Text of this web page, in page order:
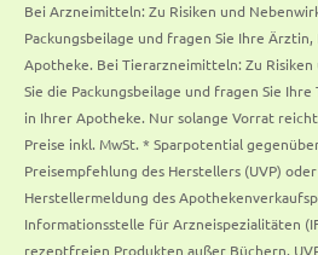
Bei Arzneimitteln: Zu Risiken und
Packungsbeilage und fragen Sie Ihre
Apotheke. Bei Tierarzneimitteln: Zu
Sie die Packungsbeilage und fragen Sie
in Ihrer Apotheke. Nur solange Vorrat
Preise inkl. MwSt. * Sparpotential
Preisempfehlung des Herstellers (UVP)
Herstellermeldung des
Informationsstelle für Arzneispezialitäten
rezeptfreien Produkten außer Büchern.